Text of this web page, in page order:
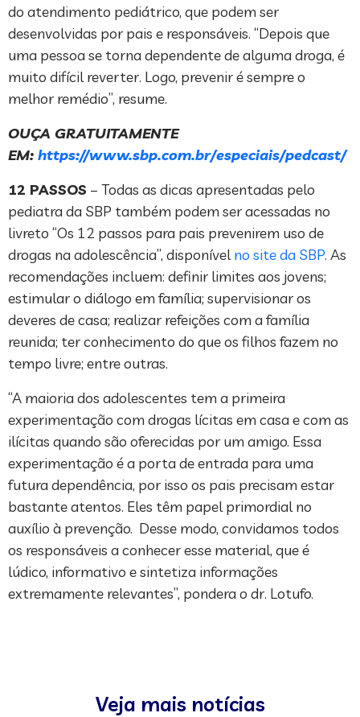
do atendimento pediátrico, que podem ser
desenvolvidas por pais e responsáveis. “Depois que
uma pessoa se torna dependente de alguma droga, é
muito difícil reverter. Logo, prevenir é sempre o
melhor remédio”, resume.
OUÇA GRATUITAMENTE
EM: https://www.sbp.com.br/especiais/pedcast/
12 PASSOS – Todas as dicas apresentadas pelo
pediatra da SBP também podem ser acessadas no
livreto “Os 12 passos para pais prevenirem uso de
drogas na adolescência”, disponívelno site da SBP. As
recomendações incluem: definir limites aos jovens;
estimular o diálogo em família; supervisionar os
deveres de casa; realizar refeições com a família
reunida; ter conhecimento do que os filhos fazem no
tempo livre; entre outras.
“A maioria dos adolescentes tem a primeira
experimentação com drogas lícitas em casa e com as
ilícitas quando são oferecidas por um amigo. Essa
experimentação é a porta de entrada para uma
futura dependência, por isso os pais precisam estar
bastante atentos. Eles têm papel primordial no
auxílio à prevenção. Desse modo, convidamos todos
os responsáveis a conhecer esse material, que é
lúdico, informativo e sintetiza informações
extremamente relevantes”, pondera o dr. Lotufo.
Veja mais notícias